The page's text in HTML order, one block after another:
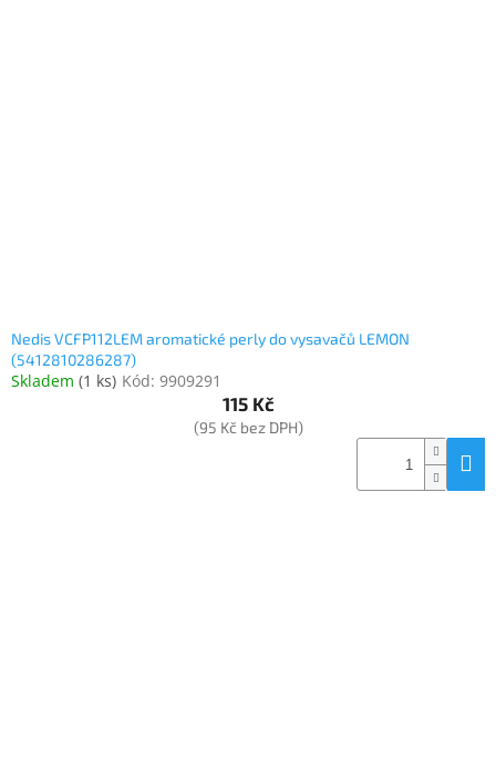
Nedis VCFP112LEM aromatické perly do vysavačů LEMON
(5412810286287)
Skladem (1 ks) Kód: 9909291
115 Kč
(95 Kč bez DPH)